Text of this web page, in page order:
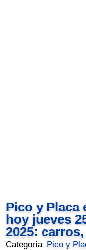
Pico y Placa
hoy jueves
2025:
Categoría: Pico y